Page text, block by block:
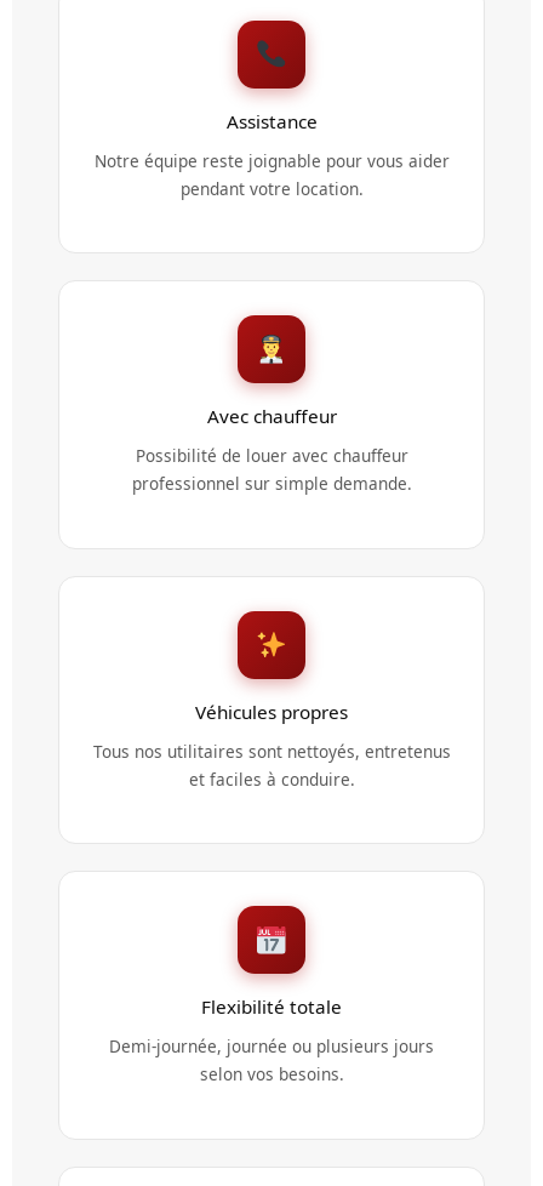
Assistance
Notre équipe reste joignable pour vous aider
pendant votre location.
Avec chauffeur
Possibilité de louer avec chauffeur
professionnel sur simple demande.
Véhicules propres
Tous nos utilitaires sont nettoyés, entretenus
et faciles à conduire.
Flexibilité totale
Demi-journée, journée ou plusieurs jours
selon vos besoins.